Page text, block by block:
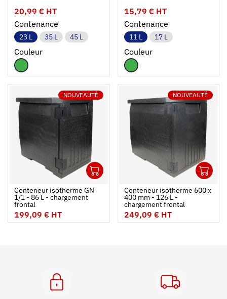
20,99 € HT
Contenance
23 L 35 L 45 L
Couleur
15,79 € HT
Contenance
11 L 17 L
Couleur
NOUVEAUTÉ
Ouvrir
Ajouter au panier
Fermer
Conteneur isotherme GN
1/1 - 86 L - chargement
frontal
199,09 € HT
NOUVEAUTÉ
Ouvrir
Conteneur isotherme 600 x
400 mm - 126 L -
chargement frontal
249,09 € HT